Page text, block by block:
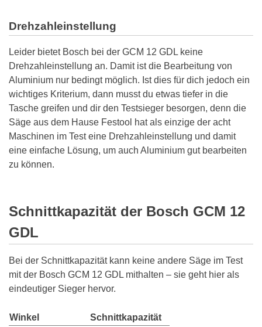
Drehzahleinstellung
Leider bietet Bosch bei der GCM 12 GDL keine
Drehzahleinstellung an. Damit ist die Bearbeitung von
Aluminium nur bedingt möglich. Ist dies für dich jedoch ein
wichtiges Kriterium, dann musst du etwas tiefer in die
Tasche greifen und dir den Testsieger besorgen, denn die
Säge aus dem Hause Festool hat als einzige der acht
Maschinen im Test eine Drehzahleinstellung und damit
eine einfache Lösung, um auch Aluminium gut bearbeiten
zu können.
Schnittkapazität der Bosch GCM 12
GDL
Bei der Schnittkapazität kann keine andere Säge im Test
mit der Bosch GCM 12 GDL mithalten – sie geht hier als
eindeutiger Sieger hervor.
Winkel
Schnittkapazität